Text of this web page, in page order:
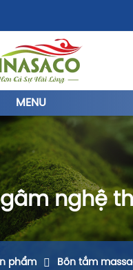
MENU
nghệ
phẩm Bồn tắm